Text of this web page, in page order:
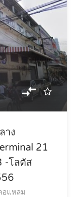
าง
21
-โลตัส
อแหลม